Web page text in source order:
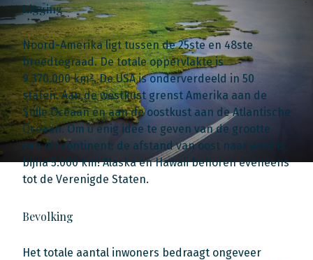
Ligging
Noord-Amerika ligt tussen de 25ste en 48ste
breedtegraad. De totale oppervlakte is
9.370.000 km². De USA is onderverdeeld in 50
staten. Aan de westkust grenst Amerika aan de
Stille Oceaan en aan de oostkust aan de Atlantische
Oceaan. Om u enig idee te geven van de grootte
van dit continent: de afstand van oost naar west is
bijna 5.000 km! Alaska en Hawaii behoren eveneens
tot de Verenigde Staten.
Bevolking
Het totale aantal inwoners bedraagt ongeveer